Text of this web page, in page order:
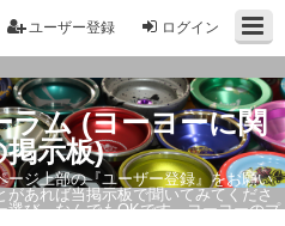
ログイン
ユーザー登録
ラム (ヨーヨーに関
掲示板)
ージ上部の『ユーザー登録』をお願い
があれば当掲示板で聞いてみてくださ
選び、なんでもOKです。ヨーヨーのプ